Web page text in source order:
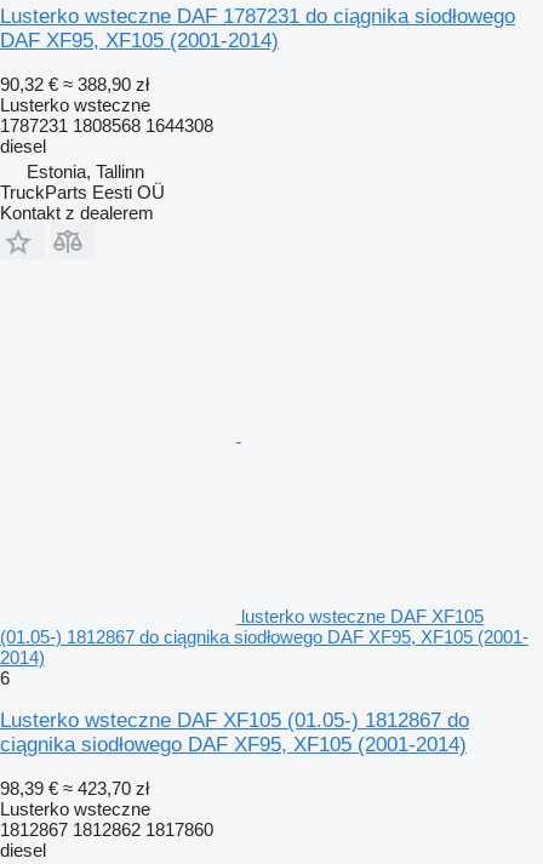
Lusterko wsteczne DAF 1787231 do ciągnika siodłowego
DAF XF95, XF105 (2001-2014)
90,32 € ≈ 388,90 zł
Lusterko wsteczne
1787231 1808568 1644308
diesel
Estonia, Tallinn
TruckParts Eesti OÜ
Kontakt z dealerem
lusterko wsteczne DAF XF105
(01.05-) 1812867 do ciągnika siodłowego DAF XF95, XF105 (2001-
2014)
6
Lusterko wsteczne DAF XF105 (01.05-) 1812867 do
ciągnika siodłowego DAF XF95, XF105 (2001-2014)
98,39 € ≈ 423,70 zł
Lusterko wsteczne
1812867 1812862 1817860
diesel